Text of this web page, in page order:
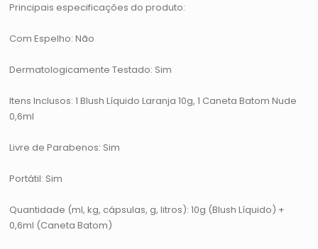
Principais especificações do produto:
Com Espelho: Não
Dermatologicamente Testado: Sim
Itens Inclusos: 1 Blush Líquido Laranja 10g, 1 Caneta Batom Nude
0,6ml
Livre de Parabenos: Sim
Portátil: Sim
Quantidade (ml, kg, cápsulas, g, litros): 10g (Blush Líquido) +
0,6ml (Caneta Batom)